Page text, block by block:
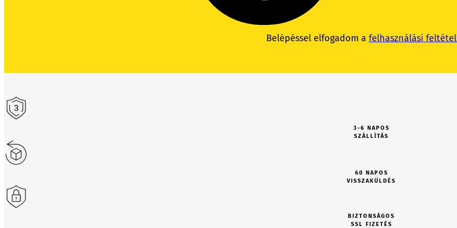
Belépéssel elfogadom a felhasználási
3-6 NAPOS
SZÁLLÍTÁS
60 NAPOS
VISSZAKÜLDÉS
BIZTONSÁGOS
SSL FIZETÉS